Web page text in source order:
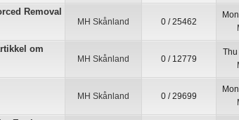
Removal
MH Skånland 0 / 25462
om
MH Skånland 0 / 12779
MH Skånland 0 / 29699